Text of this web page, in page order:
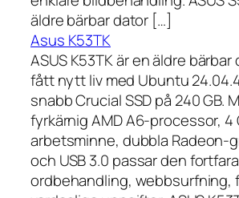
äldre bärbar dator […]
Asus K53TK
ASUS K53TK är en äldre
fått nytt liv med Ubuntu
snabb Crucial SSD på 240 GB.
fyrkärnig AMD A6-processor, 4
arbetsminne, dubbla Radeon-
och USB 3.0 passar den
ordbehandling, webbsurfning,